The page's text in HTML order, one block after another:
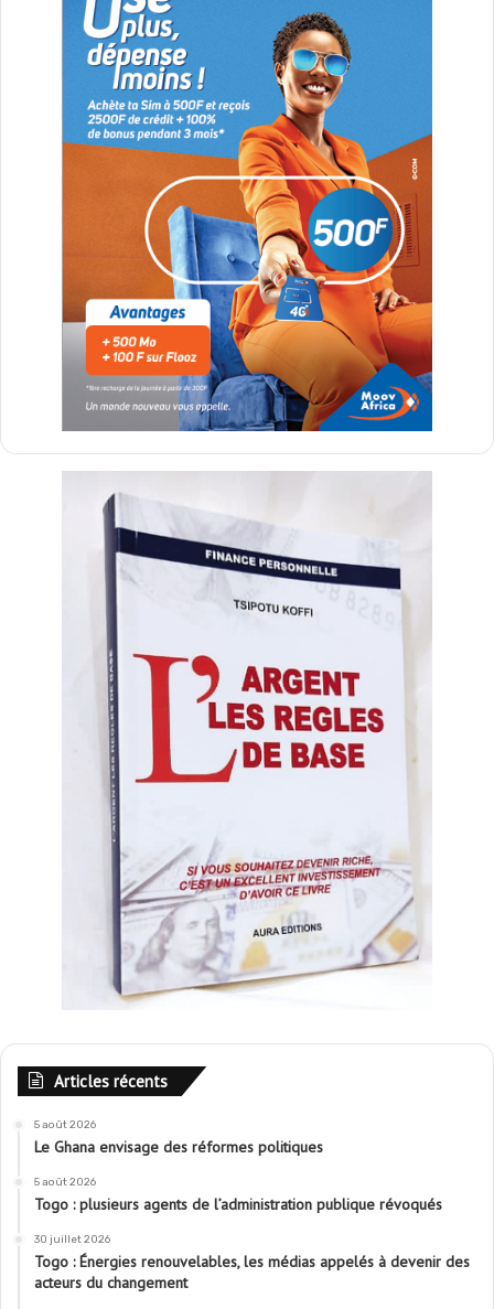
Articles récents
5 août 2026
Le Ghana envisage des réformes politiques
5 août 2026
Togo : plusieurs agents de l’administration publique révoqués
30 juillet 2026
Togo : Énergies renouvelables, les médias appelés à devenir des
acteurs du changement